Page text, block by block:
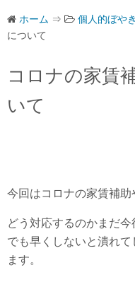
ホーム ⇒ 個人的ぼやき
について
コロナの家賃
いて
今回はコロナの家賃補助
どう対応するのかまだ今
でも早くしないと潰れ
ます。